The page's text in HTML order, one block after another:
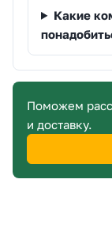
Какие
Поможем
и доставку.